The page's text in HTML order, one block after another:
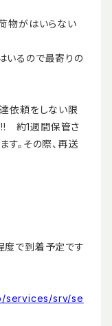
物がはいらない
いるので最寄りの
依頼をしない限
!! 約1週間保管さ
す。その際、再送
度で到着予定です
services/srv/se